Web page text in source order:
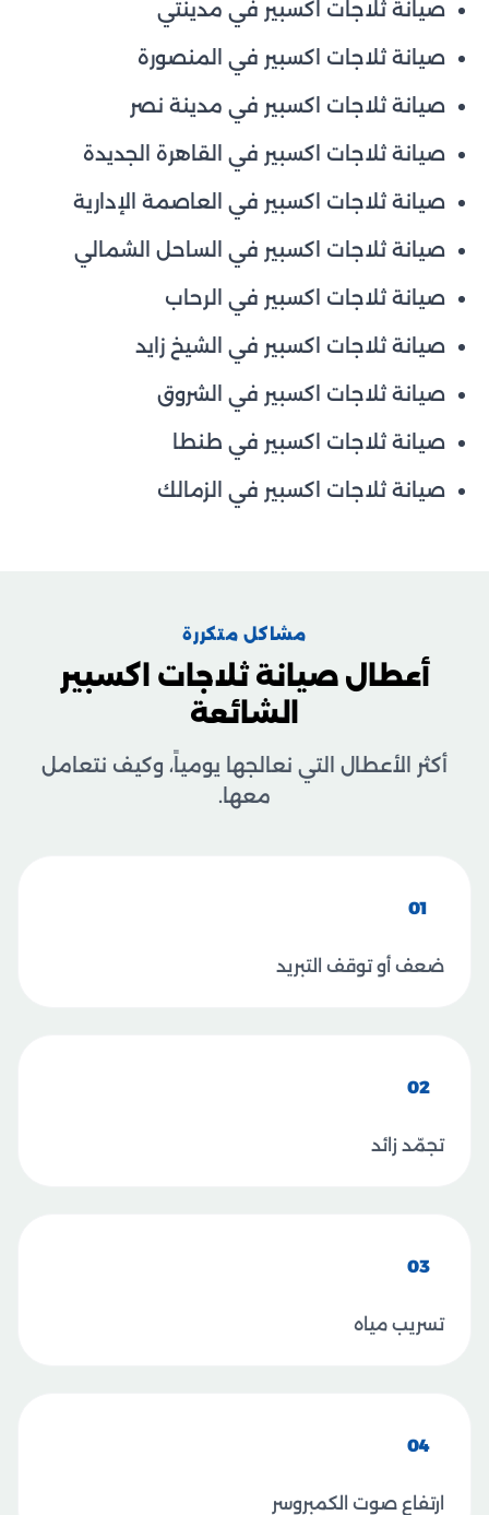
صيانة ثلاجات اكسبير في مدينتي
صيانة ثلاجات اكسبير في المنصورة
صيانة ثلاجات اكسبير في مدينة نصر
صيانة ثلاجات اكسبير في القاهرة الجديدة
صيانة ثلاجات اكسبير في العاصمة الإدارية
صيانة ثلاجات اكسبير في الساحل الشمالي
صيانة ثلاجات اكسبير في الرحاب
صيانة ثلاجات اكسبير في الشيخ زايد
صيانة ثلاجات اكسبير في الشروق
صيانة ثلاجات اكسبير في طنطا
صيانة ثلاجات اكسبير في الزمالك
مشاكل متكررة
أعطال صيانة ثلاجات اكسبير
الشائعة
أكثر الأعطال التي نعالجها يومياً، وكيف نتعامل
معها.
01
ضعف أو توقف التبريد
02
تجمّد زائد
03
تسريب مياه
04
ارتفاع صوت الكمبروسر